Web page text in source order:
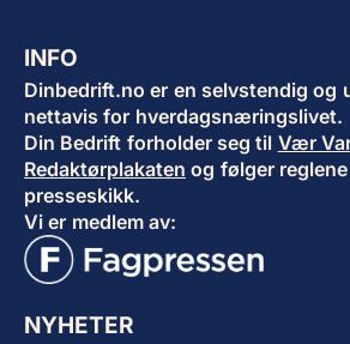
INFO
Dinbedrift.no er en selvstendig og
nettavis for hverdagsnæringslivet.
Din Bedrift forholder seg til Vær
Redaktørplakaten og følger
presseskikk.
Vi er medlem av:
NYHETER